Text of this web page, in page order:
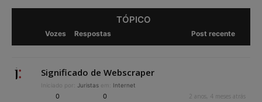
TÓPICO
Vozes Respostas Post recente
Significado de Webscraper
Iniciado por: Juristas em: Internet
0 0 2 anos, 4 meses atrás